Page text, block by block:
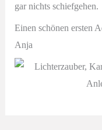
gar nichts schiefgehen.
Einen schönen ersten
Anja